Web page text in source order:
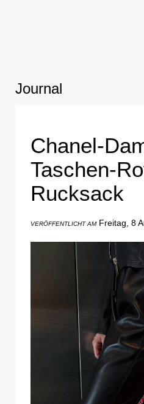
Journal
Chanel-
Taschen-
Rucksack
VERÖFFENTLICHT AMFreitag, 8